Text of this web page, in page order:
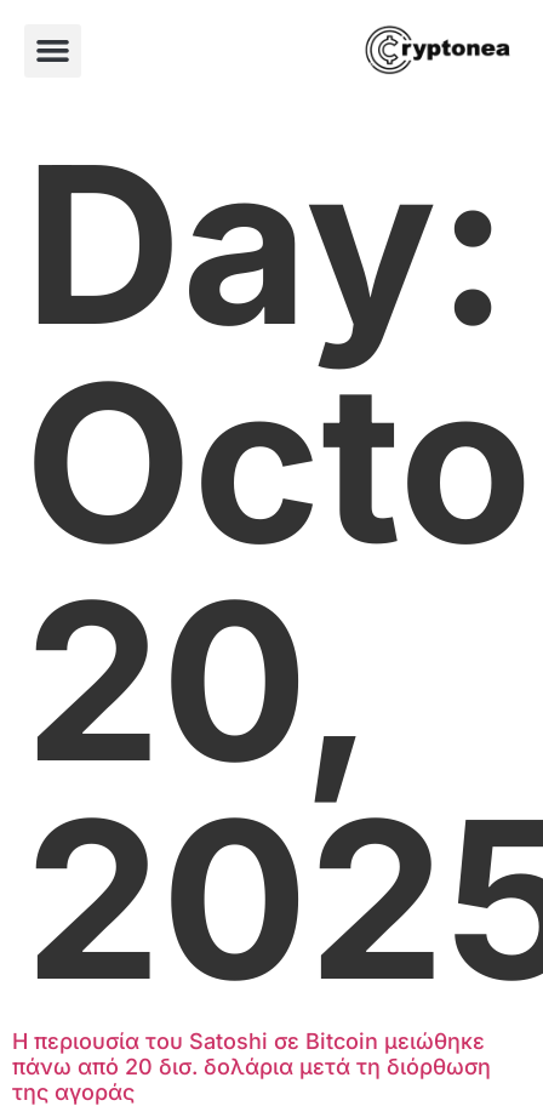
Day:
20,
Η περιουσία του Satoshi σε Bitcoin μειώθηκε
πάνω από 20 δισ. δολάρια μετά τη διόρθωση
της αγοράς